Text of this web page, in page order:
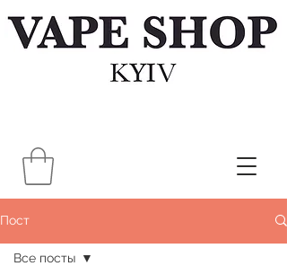
Пост
Все посты